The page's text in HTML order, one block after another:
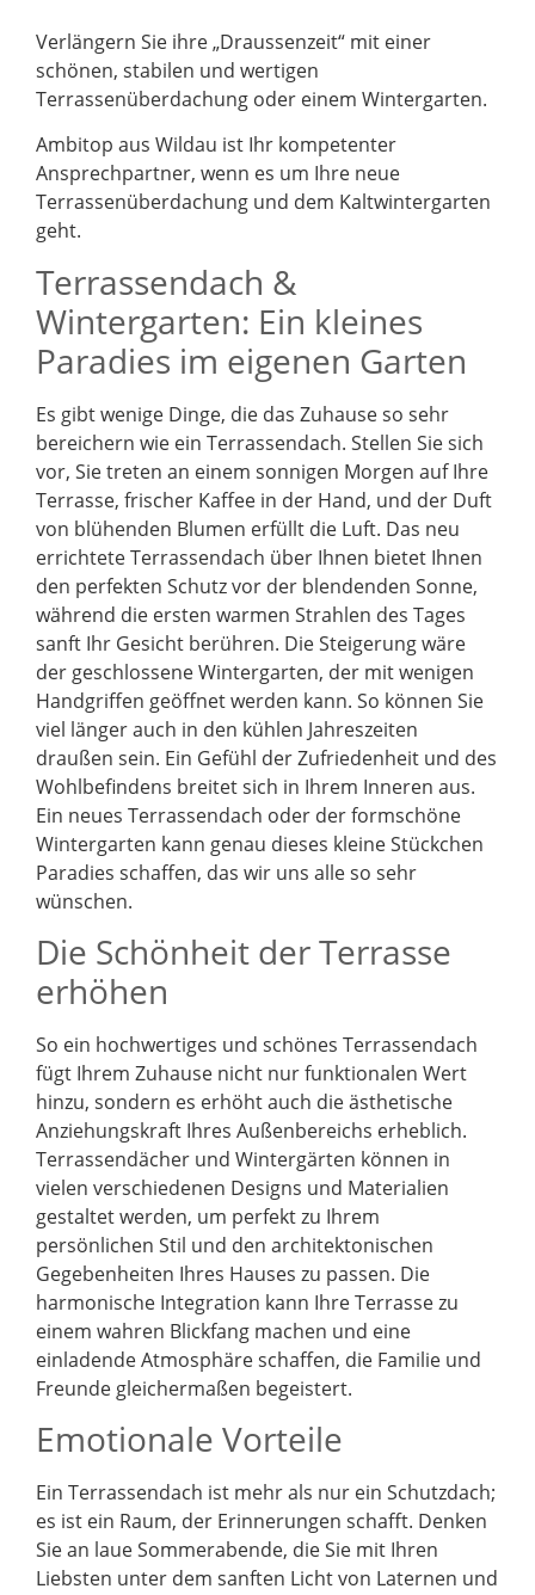
Verlängern Sie ihre „Draussenzeit“ mit einer
schönen, stabilen und wertigen
Terrassenüberdachung oder einem Wintergarten.
Ambitop aus Wildau ist Ihr kompetenter
Ansprechpartner, wenn es um Ihre neue
Terrassenüberdachung und dem Kaltwintergarten
geht.
Terrassendach &
Wintergarten: Ein kleines
Paradies im eigenen Garten
Es gibt wenige Dinge, die das Zuhause so sehr
bereichern wie ein Terrassendach. Stellen Sie sich
vor, Sie treten an einem sonnigen Morgen auf Ihre
Terrasse, frischer Kaffee in der Hand, und der Duft
von blühenden Blumen erfüllt die Luft. Das neu
errichtete Terrassendach über Ihnen bietet Ihnen
den perfekten Schutz vor der blendenden Sonne,
während die ersten warmen Strahlen des Tages
sanft Ihr Gesicht berühren. Die Steigerung wäre
der geschlossene Wintergarten, der mit wenigen
Handgriffen geöffnet werden kann. So können Sie
viel länger auch in den kühlen Jahreszeiten
draußen sein. Ein Gefühl der Zufriedenheit und des
Wohlbefindens breitet sich in Ihrem Inneren aus.
Ein neues Terrassendach oder der formschöne
Wintergarten kann genau dieses kleine Stückchen
Paradies schaffen, das wir uns alle so sehr
wünschen.
Die Schönheit der Terrasse
erhöhen
So ein hochwertiges und schönes Terrassendach
fügt Ihrem Zuhause nicht nur funktionalen Wert
hinzu, sondern es erhöht auch die ästhetische
Anziehungskraft Ihres Außenbereichs erheblich.
Terrassendächer und Wintergärten können in
vielen verschiedenen Designs und Materialien
gestaltet werden, um perfekt zu Ihrem
persönlichen Stil und den architektonischen
Gegebenheiten Ihres Hauses zu passen. Die
harmonische Integration kann Ihre Terrasse zu
einem wahren Blickfang machen und eine
einladende Atmosphäre schaffen, die Familie und
Freunde gleichermaßen begeistert.
Emotionale Vorteile
Ein Terrassendach ist mehr als nur ein Schutzdach;
es ist ein Raum, der Erinnerungen schafft. Denken
Sie an laue Sommerabende, die Sie mit Ihren
Liebsten unter dem sanften Licht von Laternen und